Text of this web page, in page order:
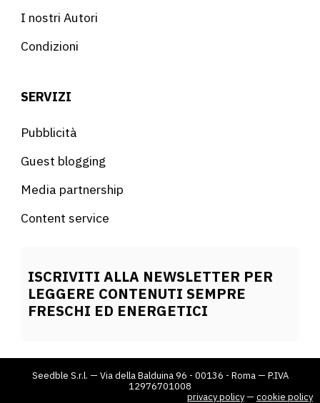
I nostri Autori
Condizioni
SERVIZI
Pubblicità
Guest blogging
Media partnership
Content service
ISCRIVITI ALLA NEWSLETTER PER
LEGGERE CONTENUTI SEMPRE
FRESCHI ED ENERGETICI
Seedble S.r.l. — Via della Balduina 96 - 00136 - Roma — P.IVA
12976701008
privacy policy— cookie policy